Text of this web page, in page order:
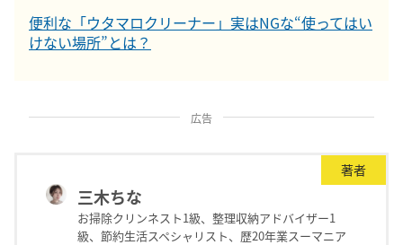
便利な「ウタマロクリーナー」実はNGな“使ってはい
けない場所”とは？
広告
著者
三木ちな
お掃除クリンネスト1級、整理収納アドバイザー1
級、節約生活スペシャリスト、歴20年業スーマニア